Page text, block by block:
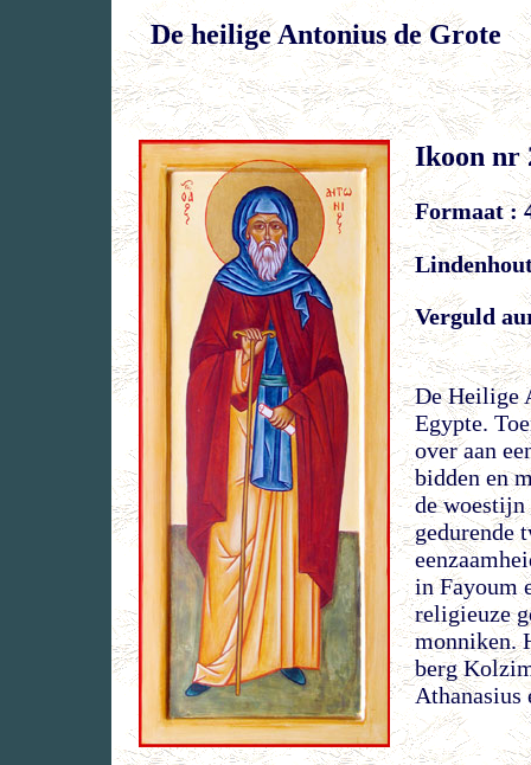
De heilige Antonius de Grote
Ikoon nr
Formaat :
Verguld
De Heilige
Egypte.
over aan
bidden en
de
gedurende
in Fayoum
religieuze
monniken.
berg
Athanasius